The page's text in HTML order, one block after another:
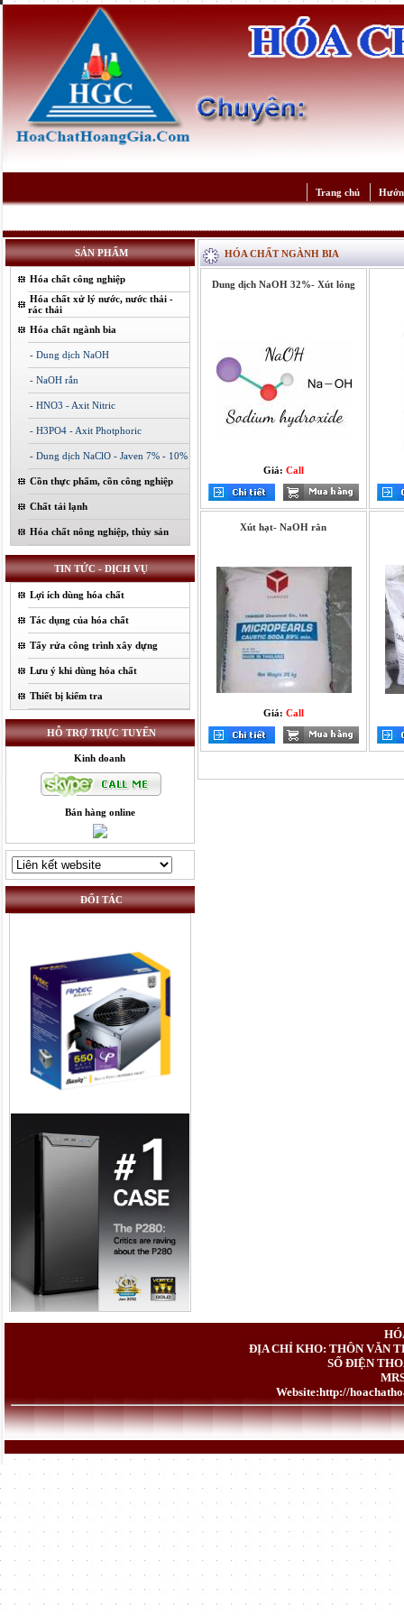
Trang chủ
SẢN PHẨM
Hóa chất công nghiệp
Hóa chất xử lý nước, nước thải -
rác thải
Hóa chất ngành bia
- Dung dịch NaOH
- NaOH rắn
- HNO3 - Axit Nitric
- H3PO4 - Axit Photphoric
- Dung dịch NaClO - Javen 7% - 10%
Cồn thực phẩm, cồn công nghiệp
Chất tải lạnh
Hóa chất nông nghiệp, thủy sản
TIN TỨC - DỊCH VỤ
Lợi ích dùng hóa chất
Tác dụng của hóa chất
Tẩy rửa công trình xây dựng
Lưu ý khi dùng hóa chất
Thiết bị kiểm tra
HỖ TRỢ TRỰC TUYẾN
Kinh doanh
Bán hàng online
ĐỐI TÁC
HÓA CHẤT NGÀNH BIA
Dung dịch NaOH 32%- Xút lỏng
Giá: Call
Xút hạt- NaOH rắn
Giá: Call
ĐỊA CHỈ KHO: THÔN VĂN
SỐ ĐIỆN
Website:http://